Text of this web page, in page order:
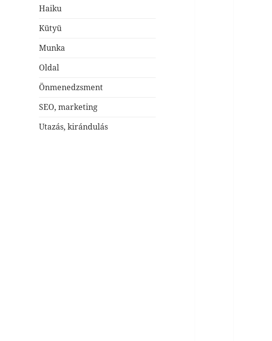
Haiku
Kütyü
Munka
Oldal
Önmenedzsment
SEO, marketing
Utazás, kirándulás